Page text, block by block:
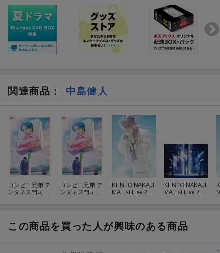
笑顔は可愛いが言動はまったく可愛くない変わり者の弁護士・保
田理を切れ味抜群に、そして時にはコミカルに演じ、訪れる相談
者を「しょせんは他人事じゃん？」と突き放しながらも、
現代に蔓延るネット炎上、SNSトラブル、誹謗中傷問題を彼なり
の信念のもとスカッと爽快に、ダークに解決していきます。
オリジナルキャラクター等の要素も加わった“決して他人事ではな
新時代の＜超リアル＞リーガルドラマ「しょせん他人事ですか
ら 〜とある弁護士の本音の仕事〜」。
このドラマを観ても、“まだ、あなたは他人事でいられますか？”
＜収録内容＞
全8話
※収録内容は変更となる場合がございます。
©「しょせん他人事ですから」製作委員会
関連商品 ： 中島健人
コンビニ兄弟 テ
ンダネス門司港
コンビニ兄弟 テ
ンダネス門司港
KENTO NAKAJI
MA 1st Live 202
KENTO NAKAJI
MA 1st Live 202
この商品を買った人が興味のある商品